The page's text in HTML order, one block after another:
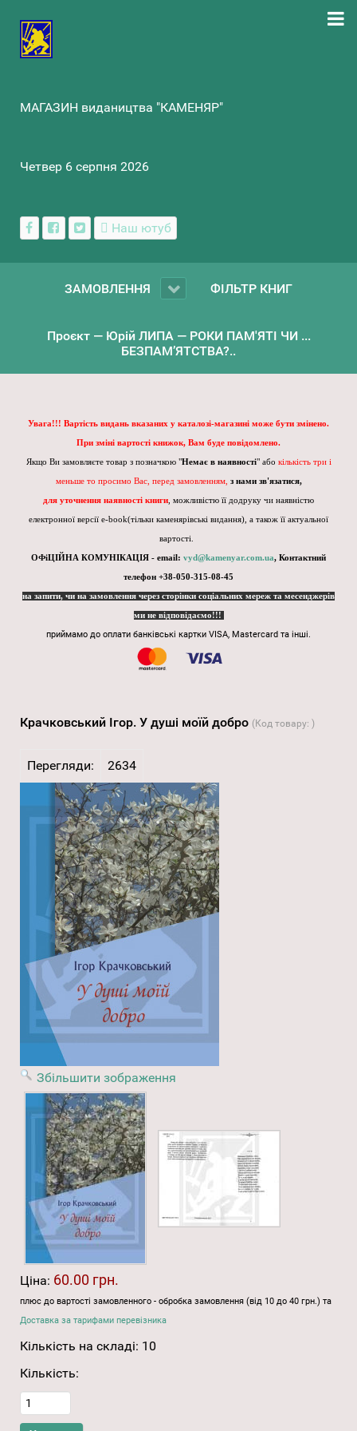
МАГАЗИН видаництва "КАМЕНЯР"
Четвер 6 серпня 2026
Наш ютуб
ЗАМОВЛЕННЯ ФІЛЬТР КНИГ
Проєкт — Юрій ЛИПА — РОКИ ПАМ'ЯТІ ЧИ ...
БЕЗПАМ’ЯТСТВА?..
Увага!!! Вартість видань вказаних у каталозі-магазині може бути змінено.
При зміні вартості книжок, Вам буде повідомлено.
Якщо Ви замовляєте товар з позначкою "Немає в наявності" або кількість три і
меньше то просимо Вас, перед замовленням, з нами зв'язатися,
для уточнення наявності книги , можливістю її додруку чи наявністю
електронної версії e-book(тільки каменярівські видання), а також її актуальної
вартості.
ОФіЦІЙНА КОМУНІКАЦІЯ - email: vyd@kamenyar.com.ua, Контактний
телефон +38-050-315-08-45
на запити, чи на замовлення через сторінки соціальних мереж та месенджерів
ми не відповідаємо!!!
приймамо до оплати банківські картки VISA, Mastercard та інші.
Крачковський Ігор. У душі моїй добро (Код товару: )
Перегляди: 2634
Збільшити зображення
Ціна: 60.00 грн.
плюс до вартості замовленного - обробка замовлення (від 10 до 40 грн.) та
Доставка за тарифами перевізника
Кількість на складі: 10
Кількість: